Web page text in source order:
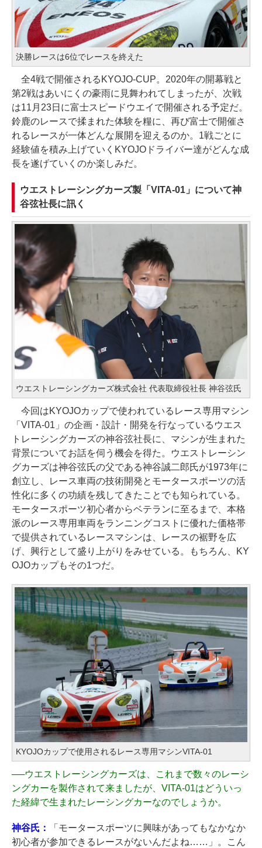
決勝レースは6位でレースを終えた
全4戦で開催されるKYOJO-CUP。2020年の開幕戦と
第2戦はあいにくの豪雨に見舞われてしまったが、次戦
は11月23日に富士スピードウエイで開催される予定だ。
鈴鹿のレースで揉まれた体験を糧に、再び富士で開催さ
れるレースが一体どんな展開を迎えるのか。1戦ごとに
経験値を積み上げていくKYOJOドライバー達がどんな成
長を遂げていくのか楽しみだ。
ウエストレーシングカーズ製「VITA-01」について神
谷弦社長に訊く
ウエストレーシングカーズ株式会社 代表取締役社長 神谷弦氏
今回はKYOJOカップで使われているレース専用マシン
「VITA-01」の企画・設計・開発を行なっているウエス
トレーシングカーズの神谷弦社長に、マシンが生まれた
背景についてお話を伺う機会を得た。ウエストレーシン
グカーズは神谷弦氏の父である神谷誠二郎氏が1973年に
創立し、レース車両の技術開発とモータースポーツの活
性化に多くの功績を残してきたことでも知られている。
モータースポーツ初心者からベテランに至るまで、本格
派のレース専用車両をランニングコストに優れた価格帯
で提供されているレースマシンは、レースの裾野を広
げ、興行として盛り上がりをみせている。もちろん、KY
OJOカップもその1つだ。
KYOJOカップで使用されるレース専用マシンVITA-01
──ウエストレーシングカーズは、これまで数々のレーシ
ングカーを製作されて来ましたが、VITA-01はどういっ
た経緯で生まれたレーシングカーなのでしょうか。
神谷氏：
「モータースポーツに興味があってもなかなか
初心者が参加できるレースがないんだよね……」。こん